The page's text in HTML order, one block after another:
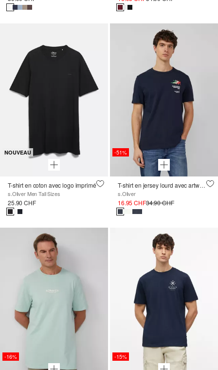
NOUVEAU
T-shirt en coton avec logo imprimé
s.Oliver Men Tall Sizes
25.90 CHF
-51%
T-shirt en jersey lourd avec artwork ; Collection sports d'hiver
s.Oliver
16.95 CHF34.90 CHF
-16% -15%